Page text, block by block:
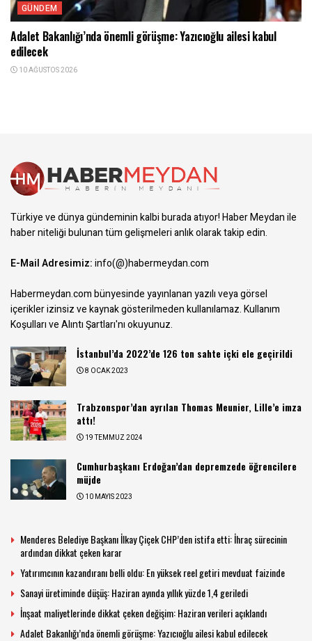
GÜNDEM
Adalet Bakanlığı’nda önemli görüşme: Yazıcıoğlu ailesi kabul
edilecek
10 AĞUSTOS 2026
Türkiye ve dünya gündeminin kalbi burada atıyor! Haber Meydan ile
haber niteliği bulunan tüm gelişmeleri anlık olarak takip edin.
E-Mail Adresimiz:info(@)habermeydan.com
Habermeydan.com bünyesinde yayınlanan yazılı veya görsel
içerikler izinsiz ve kaynak gösterilmeden kullanılamaz.Kullanım
Koşulları ve Alıntı Şartları'nı okuyunuz.
İstanbul’da 2022’de 126 ton sahte içki ele geçirildi
8 OCAK 2023
Trabzonspor’dan ayrılan Thomas Meunier, Lille’e imza
attı!
19 TEMMUZ 2024
Cumhurbaşkanı Erdoğan’dan depremzede öğrencilere
müjde
10 MAYIS 2023
Menderes Belediye Başkanı İlkay Çiçek CHP’den istifa etti: İhraç sürecinin
ardından dikkat çeken karar
Yatırımcının kazandıranı belli oldu: En yüksek reel getiri mevduat faizinde
Sanayi üretiminde düşüş: Haziran ayında yıllık yüzde 1,4 geriledi
İnşaat maliyetlerinde dikkat çeken değişim: Haziran verileri açıklandı
Adalet Bakanlığı’nda önemli görüşme: Yazıcıoğlu ailesi kabul edilecek